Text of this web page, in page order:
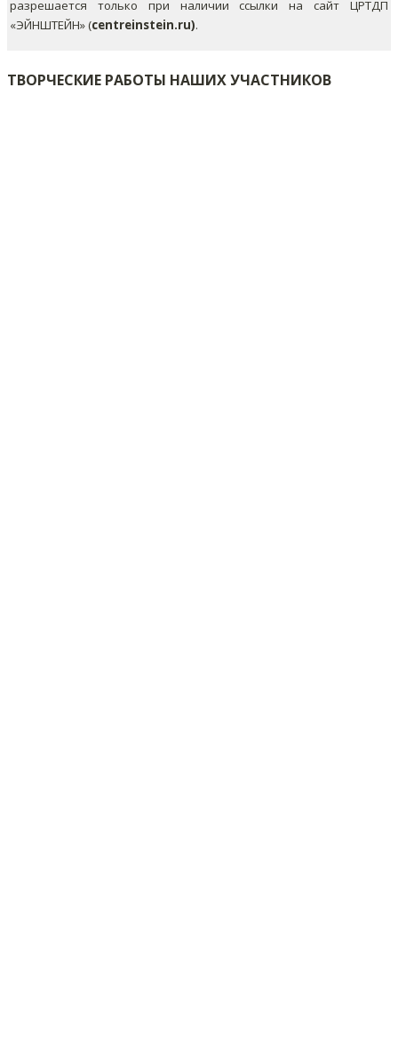
разрешается только при наличии ссылки на сайт ЦРТДП
«ЭЙНШТЕЙН» (centreinstein.ru).
ТВОРЧЕСКИЕ РАБОТЫ НАШИХ УЧАСТНИКОВ